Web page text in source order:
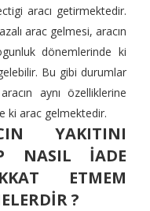
aracı getirmektedir.
arac gelmesi, aracın
dönemlerinde ki
Bu gibi durumlar
aynı özelliklerine
ki arac gelmektedir.
YAKITINI
NASIL İADE
ETMEM
?